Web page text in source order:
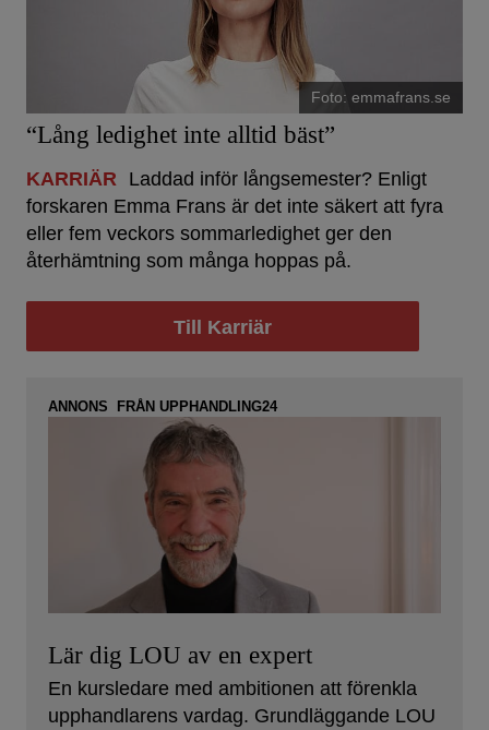
Foto: emmafrans.se
“Lång ledighet inte alltid bäst”
KARRIÄR
Laddad inför långsemester? Enligt
forskaren Emma Frans är det inte säkert att fyra
eller fem veckors sommarledighet ger den
återhämtning som många hoppas på.
Till Karriär
ANNONS FRÅN UPPHANDLING24
Lär dig LOU av en expert
En kursledare med ambitionen att förenkla
upphandlarens vardag. Grundläggande LOU